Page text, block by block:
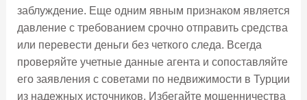
заблуждение. Еще одним явным признаком является
давление с требованием срочно отправить средства
или перевести деньги без четкого следа. Всегда
проверяйте учетные данные агента и сопоставляйте
его заявления с советами по недвижимости в Турции
из надежных источников. Избегайте мошенничества